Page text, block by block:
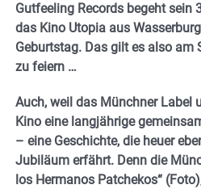
Gutfeeling Records begeht sein
das Kino Utopia aus
Geburtstag. Das gilt es also am
zu feiern …
Auch, weil das Münchner Label
Kino eine langjährige
– eine Geschichte, die heuer
Jubiläum erfährt. Denn die
los Hermanos Patchekos“